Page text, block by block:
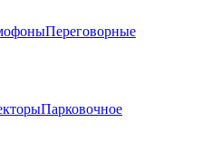
Переговорные
Парковочное